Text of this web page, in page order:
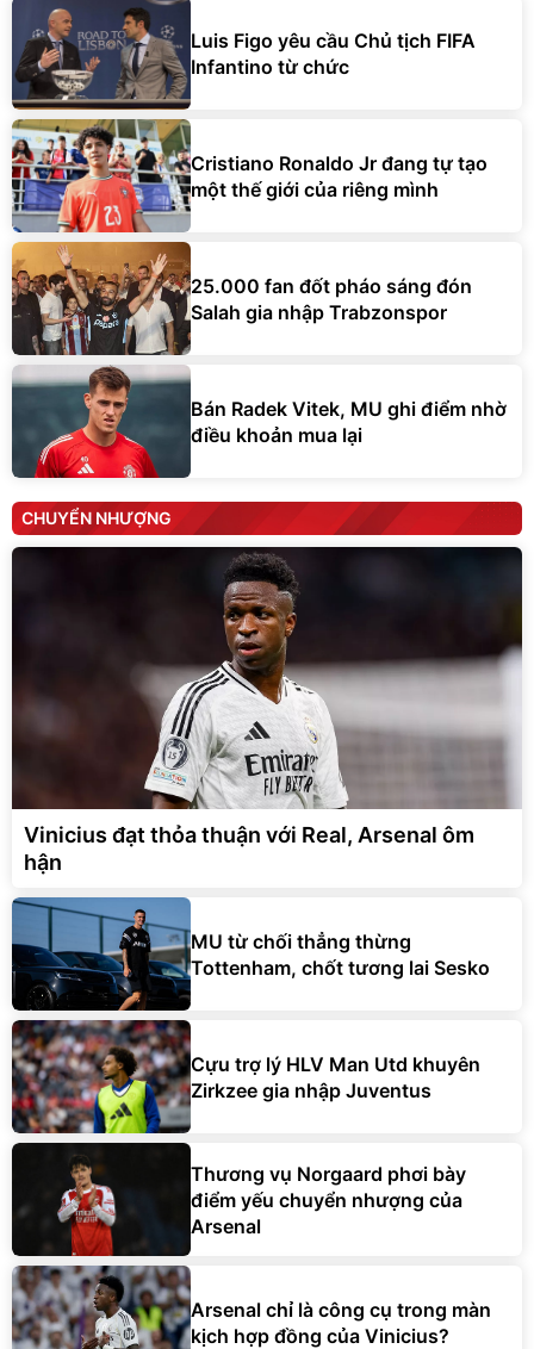
Luis Figo yêu cầu Chủ tịch FIFA
Infantino từ chức
Cristiano Ronaldo Jr đang tự tạo
một thế giới của riêng mình
25.000 fan đốt pháo sáng đón
Salah gia nhập Trabzonspor
Bán Radek Vitek, MU ghi điểm nhờ
điều khoản mua lại
CHUYỂN NHƯỢNG
Vinicius đạt thỏa thuận với Real, Arsenal ôm
hận
MU từ chối thẳng thừng
Tottenham, chốt tương lai Sesko
Cựu trợ lý HLV Man Utd khuyên
Zirkzee gia nhập Juventus
Thương vụ Norgaard phơi bày
điểm yếu chuyển nhượng của
Arsenal
Arsenal chỉ là công cụ trong màn
kịch hợp đồng của Vinicius?